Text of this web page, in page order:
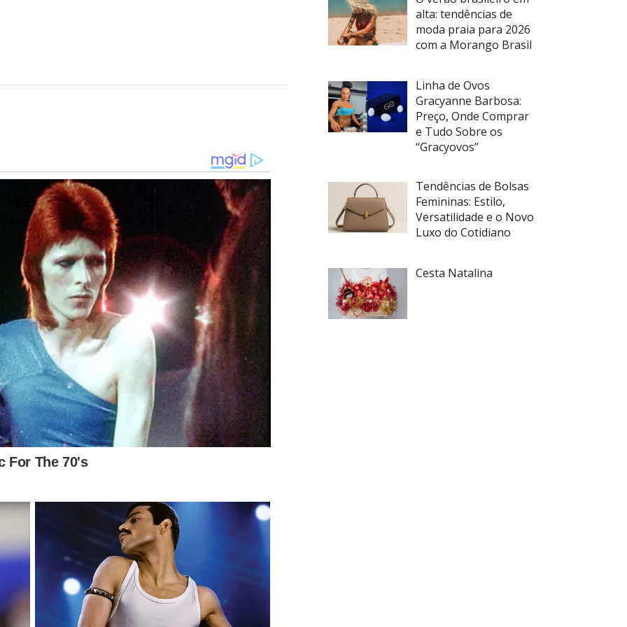
alta: tendências de
moda praia para 2026
com a Morango Brasil
Linha de Ovos
Gracyanne Barbosa:
Preço, Onde Comprar
e Tudo Sobre os
“Gracyovos”
Tendências de Bolsas
Femininas: Estilo,
Versatilidade e o Novo
Luxo do Cotidiano
Cesta Natalina